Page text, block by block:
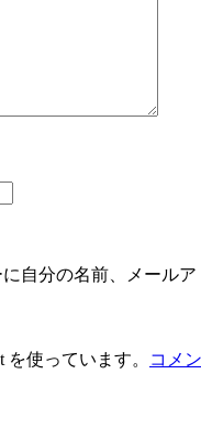
自分の名前、メールア
使っています。 コメ